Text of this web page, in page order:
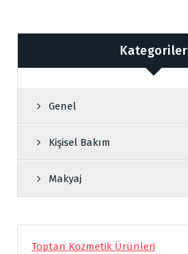
Kategoriler
Genel
Kişisel Bakım
Makyaj
Toptan Kozmetik Ürünleri